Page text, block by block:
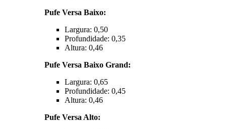
Pufe Versa Baixo:
Largura: 0,50
Profundidade: 0,35
Altura: 0,46
Pufe Versa Baixo Grand:
Largura: 0,65
Profundidade: 0,45
Altura: 0,46
Pufe Versa Alto: